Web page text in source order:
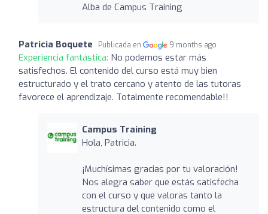
Alba de Campus Training
Patricia Boquete Publicada en 9 months ago
Experiencia fantástica: No podemos estar más
satisfechos. El contenido del curso está muy bien
estructurado y el trato cercano y atento de las tutoras
favorece el aprendizaje. Totalmente recomendable!!
Campus Training
Hola, Patricia.
¡Muchísimas gracias por tu valoración!
Nos alegra saber que estás satisfecha
con el curso y que valoras tanto la
estructura del contenido como el